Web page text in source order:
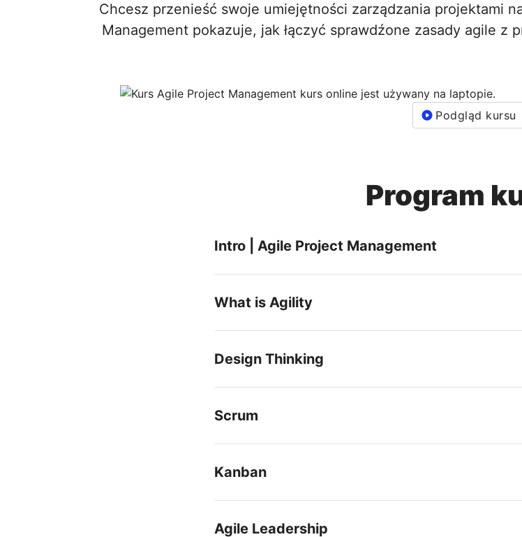
Chcesz przenieść swoje umiejętności zarządzania projektami
Management pokazuje, jak łączyć sprawdźone zasady agile z
Podgląd kursu
Program
Intro | Agile Project Management
What is Agility
Design Thinking
Scrum
Kanban
Agile Leadership